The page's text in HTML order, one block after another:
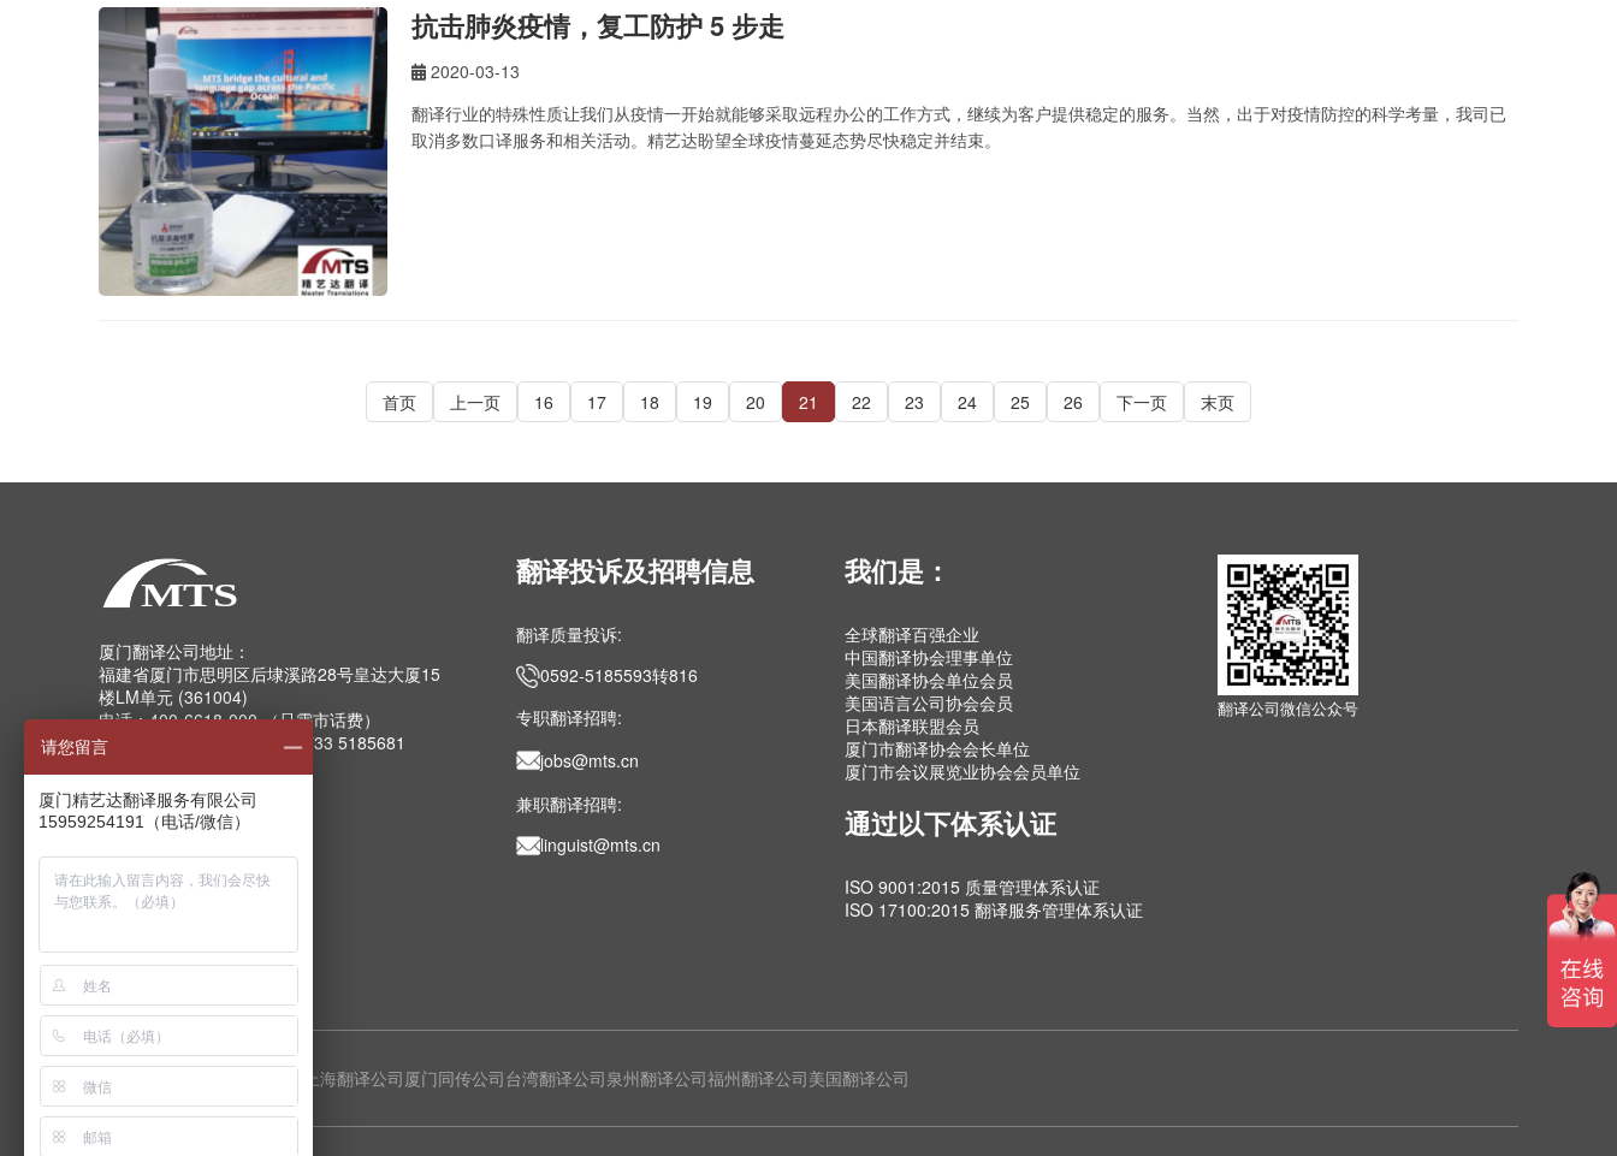
抗击肺炎疫情，复工防护 5 步走
2020-03-13
翻译行业的特殊性质让我们从疫情一开始就能够采取远程办公的工作方式，继续为客户提供稳定的服务。当然，出于对疫情防控的科学考量，我司已
取消多数口译服务和相关活动。精艺达盼望全球疫情蔓延态势尽快稳定并结束。
首页 上一页 16 17 18 19 20 21 22 23 24 25 26 下一页 末页
厦门翻译公司地址：
福建省厦门市思明区后埭溪路28号皇达大厦15
楼LM单元 (361004)
电话：400-6618-000 （只需市话费）
电话：0592-5185157 5185733 5185681
传真：0592-5185755
Email：info@mts.cn
翻译投诉及招聘信息
翻译质量投诉:
0592-5185593转816
专职翻译招聘:
jobs@mts.cn
兼职翻译招聘:
linguist@mts.cn
我们是：
全球翻译百强企业
中国翻译协会理事单位
美国翻译协会单位会员
美国语言公司协会会员
日本翻译联盟会员
厦门市翻译协会会长单位
厦门市会议展览业协会会员单位
通过以下体系认证
ISO 9001:2015 质量管理体系认证
ISO 17100:2015 翻译服务管理体系认证
翻译公司微信公众号
厦门翻译公司分支机构 上海翻译公司厦门同传公司台湾翻译公司泉州翻译公司福州翻译公司美国翻译公司
请您留言
厦门精艺达翻译服务有限公司
15959254191（电话/微信）